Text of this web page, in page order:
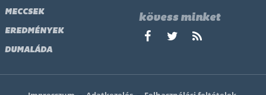
MECCSEK
EREDMÉNYEK
DUMALÁDA
kövess minket